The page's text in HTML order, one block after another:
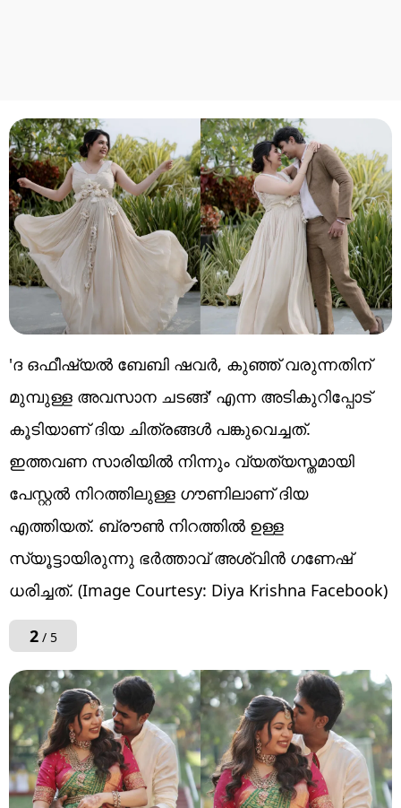
'ദ ഒഫീഷ്യൽ ബേബി ഷവർ, കുഞ്ഞ് വരുന്നതിന്
മുമ്പുള്ള അവസാന ചടങ്ങ്' എന്ന അടികുറിപ്പോട്
കൂടിയാണ് ദിയ ചിത്രങ്ങൾ പങ്കുവെച്ചത്.
ഇത്തവണ സാരിയിൽ നിന്നും വ്യത്യസ്തമായി
പേസ്റ്റൽ നിറത്തിലുള്ള ഗൗണിലാണ് ദിയ
എത്തിയത്. ബ്രൗൺ നിറത്തിൽ ഉള്ള
സ്യൂട്ടായിരുന്നു ഭർത്താവ് അശ്വിൻ ഗണേഷ്
ധരിച്ചത്. (Image Courtesy: Diya Krishna Facebook)
2/ 5